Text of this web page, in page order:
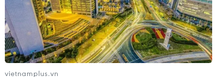
vietnamplus.vn